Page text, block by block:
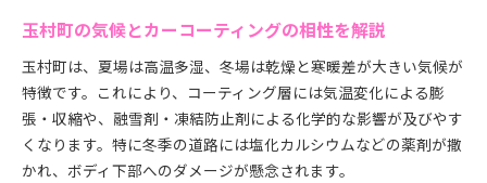
玉村町の気候とカーコーティングの相性を解説
玉村町は、夏場は高温多湿、冬場は乾燥と寒暖差が大きい気候が
特徴です。これにより、コーティング層には気温変化による膨
張・収縮や、融雪剤・凍結防止剤による化学的な影響が及びやす
くなります。特に冬季の道路には塩化カルシウムなどの薬剤が撒
かれ、ボディ下部へのダメージが懸念されます。